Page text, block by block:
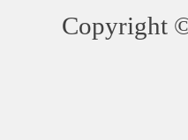
Copyright